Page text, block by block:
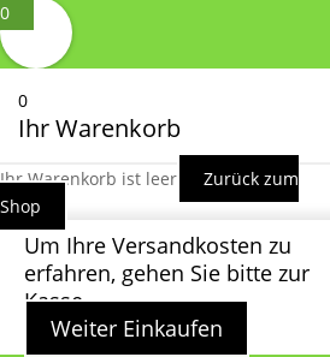
0
0
Ihr Warenkorb
Ihr Warenkorb ist leer
Zurück zum
Shop
Um Ihre Versandkosten zu
erfahren, gehen Sie bitte zur
Kasse.
Weiter Einkaufen